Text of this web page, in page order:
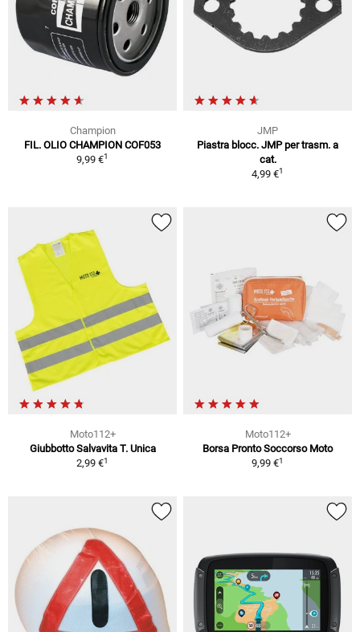
Champion
FIL. OLIO CHAMPION COF053
9,99 €1
JMP
Piastra blocc. JMP per trasm. a
cat.
4,99 €1
Moto112+
Giubbotto Salvavita T. Unica
2,99 €1
Moto112+
Borsa Pronto Soccorso Moto
9,99 €1